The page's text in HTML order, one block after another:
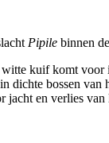
Pipile binnen
kuif komt
bossen
en verlies